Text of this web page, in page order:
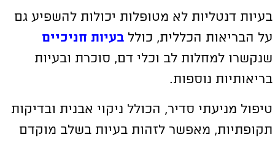
דנטליות לא מטופלות יכולות להשפיע גם
הבריאות הכללית, כוללבעיות חניכיים
למחלות לב וכלי דם, סוכרת ובעיות
נוספות.
מניעתי סדיר, הכולל ניקוי אבנית ובדיקות
מאפשר לזהות בעיות בשלב מוקדם